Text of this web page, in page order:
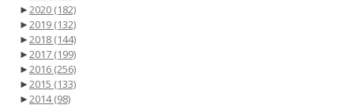
►2020 (182)
►2019 (132)
►2018 (144)
►2017 (199)
►2016 (256)
►2015 (133)
►2014(98)